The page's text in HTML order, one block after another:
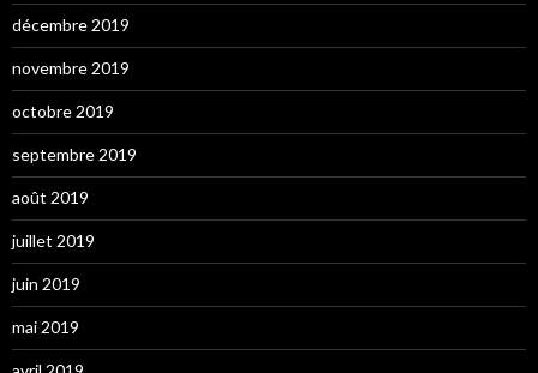
décembre 2019
novembre 2019
octobre 2019
septembre 2019
août 2019
juillet 2019
juin 2019
mai 2019